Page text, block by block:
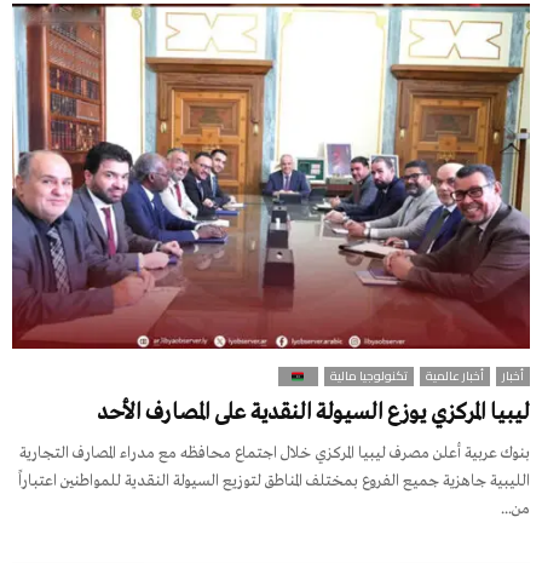
أخبار أخبار عالمية تكنولوجيا مالية
ليبيا المركزي يوزع السيولة النقدية على المصارف الأحد
بنوك عربية أعلن مصرف ليبيا المركزي خلال اجتماع محافظه مع مدراء المصارف التجارية
الليبية جاهزية جميع الفروع بمختلف المناطق لتوزيع السيولة النقدية للمواطنين اعتباراً
من...